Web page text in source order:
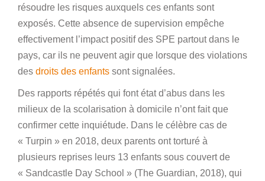
résoudre les risques auxquels ces enfants sont
exposés. Cette absence de supervision empêche
effectivement l’impact positif des SPE partout dans le
pays, car ils ne peuvent agir que lorsque des violations
des droits des enfants sont signalées.
Des rapports répétés qui font état d’abus dans les
milieux de la scolarisation à domicile n’ont fait que
confirmer cette inquiétude. Dans le célèbre cas de
« Turpin » en 2018, deux parents ont torturé à
plusieurs reprises leurs 13 enfants sous couvert de
« Sandcastle Day School » (The Guardian, 2018), qui